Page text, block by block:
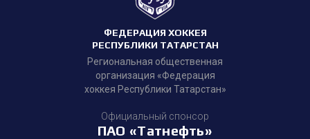
ФЕДЕРАЦИЯ ХОККЕЯ
РЕСПУБЛИКИ ТАТАРСТАН
Региональная общественная
организация «Федерация
хоккея Республики Татарстан»
Официальный спонсор
ПАО «Татнефть»